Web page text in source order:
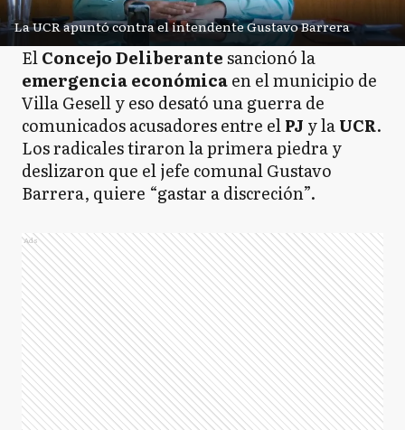
La UCR apuntó contra el intendente Gustavo Barrera
ElConcejo Deliberantesancionó la
emergencia económicaen el municipio de
Villa Gesell y eso desató una guerra de
comunicados acusadores entre elPJ y laUCR.
Los radicales tiraron la primera piedra y
deslizaron que el jefe comunal Gustavo
Barrera, quiere “gastar a discreción”.
Ads